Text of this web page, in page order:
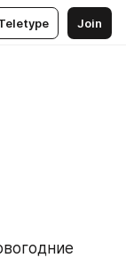
Join